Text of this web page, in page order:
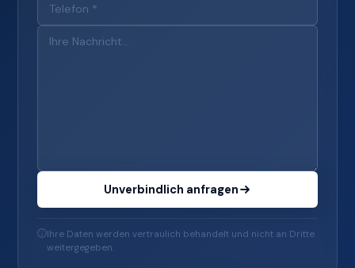
Unverbindlich anfragen
Ihre Daten werden vertraulich behandelt und nicht an Dritte
weitergegeben.